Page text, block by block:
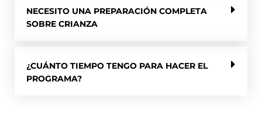
NECESITO UNA PREPARACIÓN COMPLETA
SOBRE CRIANZA
¿CUÁNTO TIEMPO TENGO PARA HACER EL
PROGRAMA?